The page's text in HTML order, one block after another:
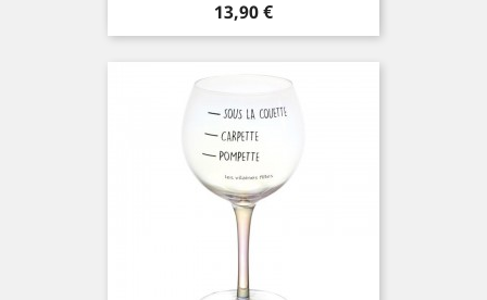
Prix
13,90 €